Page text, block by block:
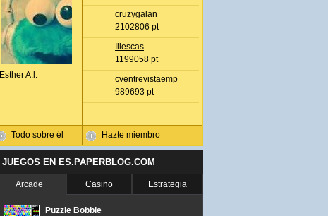
Esther A.l.
Todo sobre él
cruzygalan
2102806 pt
Illescas
1199058 pt
cventrevistaemp
989693 pt
Hazte miembro
JUEGOS EN ES.PAPERBLOG.COM
Arcade Casino Estrategia
Puzzle Bobble